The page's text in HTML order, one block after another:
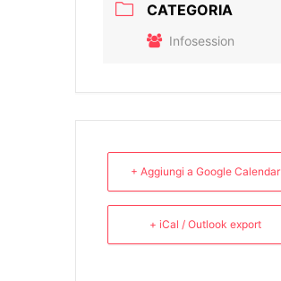
CATEGORIA
Infosession
+ Aggiungi a Google Calendar
+ iCal / Outlook export